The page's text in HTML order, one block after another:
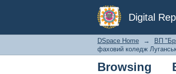
Digital
Browsing
DSpace Home → ВП
фаховий коледж
Browsing